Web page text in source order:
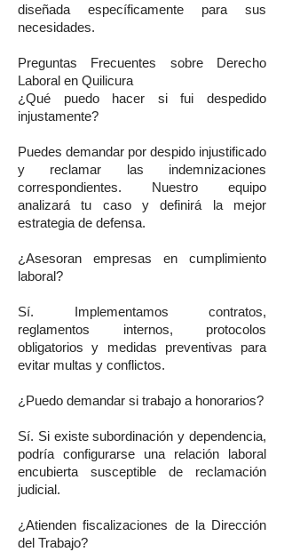
diseñada específicamente para sus
necesidades.
Preguntas Frecuentes sobre Derecho
Laboral en Quilicura
¿Qué puedo hacer si fui despedido
injustamente?
Puedes demandar por despido injustificado
y reclamar las indemnizaciones
correspondientes. Nuestro equipo
analizará tu caso y definirá la mejor
estrategia de defensa.
¿Asesoran empresas en cumplimiento
laboral?
Sí. Implementamos contratos,
reglamentos internos, protocolos
obligatorios y medidas preventivas para
evitar multas y conflictos.
¿Puedo demandar si trabajo a honorarios?
Sí. Si existe subordinación y dependencia,
podría configurarse una relación laboral
encubierta susceptible de reclamación
judicial.
¿Atienden fiscalizaciones de la Dirección
del Trabajo?